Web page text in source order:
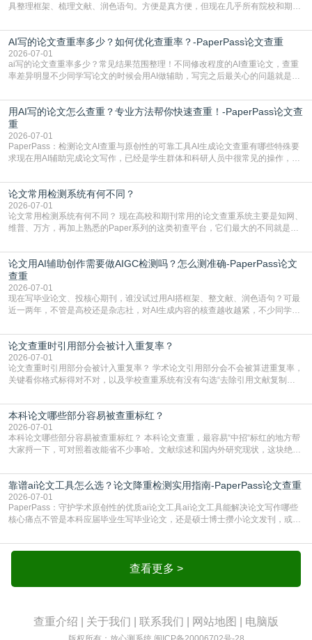
具整理框架、梳理文献、润色语句。方便是真方便，但现在几乎所有院校和期刊
五遍还是过不了预检测的大有人在，这时候，找到靠谱的降AIGC检测率的网
站，就能少走好多弯路。PaperPass：守护学术原创性的智能伙伴AIGC生成内
容的学术合规痛点去年帮一个本科师弟改
AI写的论文查重率多少？如何优化查重率？-PaperPass论文查重
2026-07-01
ai写的论文查重率多少？常见结果范围整理！不同修改程度的AI查重论文，查重
率差异明显不少同学写论文的时候会用AI做辅助，写完之后最关心的问题就是ai
实际情况和大家想的不太一样。AI训练依赖海量公开学术文献、网络内容，生成
内容本质是按照语义概率拼接已有内容，很容易和已发布的作品撞重复，甚至会
直接引用整段已有内容，所以查重率偏高是
用AI写的论文怎么查重？专业方法帮你快速查重！-PaperPass论文查
重
2026-07-01
PaperPass：检测论文AI查重与原创性的可靠工具AI生成论文查重有哪些特殊要
求现在用AI辅助完成论文写作，已经是学生群体和科研人员中很常见的操作，不
但很多人忽略了，AI生成的内容天生带有重复风险——训练AI的数据集本身就包
含大量已公开的学术内容、网络原创内容，AI输出内容时很容易无意识拼接出重
复片
论文常用检测系统有何不同？
2026-07-01
论文常用检测系统有何不同？ 现在高校和期刊常用的论文查重系统主要是知网、
维普、万方，再加上熟悉的Paper系列的这类初查平台，它们最大的不同就是数
查数值误导。知网（CNKI）是学校定稿检测的绝对主流。本科用PMLC，含大学
生联合比对库，能比历届学长论文，硕博用VIP/TMLC，含学术论文联合比对
库，期刊投稿用AMLMC/SML
论文用AI辅助创作需要做AIGC检测吗？怎么测准确-PaperPass论文
查重
2026-07-01
现在写毕业论文、投核心期刊，谁没试过用AI搭框架、整文献、润色语句？可最
近一两年，不管是高校还是杂志社，对AI生成内容的核查越收越紧，不少同学投
真的太亏。提前做AIGC检测，已经成了很多过来人交稿前必做的一步。为什么
AIGC检测成了论文答辩投稿前的必备项？可能还有不少人觉得，我就用AI搭了个
框架，内容都是自己写的，至于做AIG
论文查重时引用部分会被计入重复率？
2026-07-01
论文查重时引用部分会被计入重复率？ 学术论文引用部分会不会被算进重复率，
关键看你格式标得对不对，以及学校查重系统有没有勾选“去除引用文献复制
独占一行，每条文献用[1][2]方括号编号、与正文一一对应，著录项符合GB/T
7714（作者、题名、刊名、年、卷期、页码齐全，标点用半角）；查重系统识别
成功后通常把这段标为引用，
本科论文哪些部分容易被查重标红？
2026-07-01
本科论文哪些部分容易被查重标红？ 本科论文查重，最容易“中招“标红的地方帮
大家捋一下，可对照着改能省不少事哈。文献综述和国内外研究现状，这块绝对
乎一模一样的话，你要是直接复制百度百科、教材或别人写好的综述段落，系统
一抓一个准，整段飘红。研究背景、意义和方法描述也是不可避免，比如“本文采
用问卷调查法““运用SPSS软件进行数据分
靠谱ai论文工具怎么选？论文降重检测实用指南-PaperPass论文查重
2026-07-01
PaperPass：守护学术原创性的优质ai论文工具ai论文工具能解决论文写作哪些
核心痛点不管是本科应届毕业生写毕业论文，还是硕士博士攒小论文发刊，或是
自己逐句读逐句改，熬好几个大夜不说，还经常改不到点上，交上去才发现重复
率超标，再返工太折腾。现在有了成熟的ai论文工具，这些痛点基本都能高效解
决。靠谱的ai论文工具，不止能帮你梳查看更多 >
查重介绍 关于我们 联系我们 网站地图 电脑版